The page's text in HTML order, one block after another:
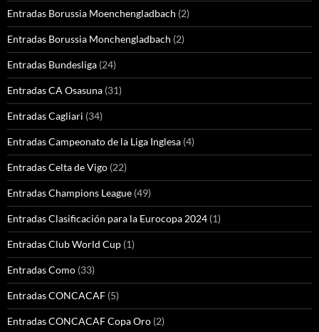
Entradas Borussia Moenchengladbach (2)
Entradas Borussia Monchengladbach (2)
Entradas Bundesliga (24)
Entradas CA Osasuna (31)
Entradas Cagliari (34)
Entradas Campeonato de la Liga Inglesa (4)
Entradas Celta de Vigo (22)
Entradas Champions League (49)
Entradas Clasificación para la Eurocopa 2024 (1)
Entradas Club World Cup (1)
Entradas Como (33)
Entradas CONCACAF (5)
Entradas CONCACAF Copa Oro (2)